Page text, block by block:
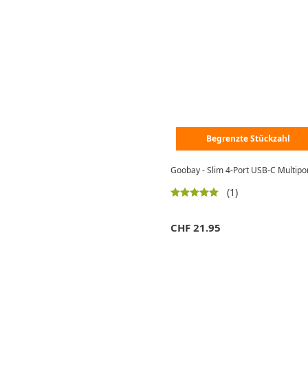
Begrenzte Stückzahl
Goobay - Slim 4-Port USB-C
(1)
CHF 21.95